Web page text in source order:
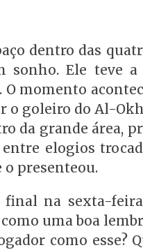
dentro das
Ele teve
momento
o goleiro do Al-
da grande área,
elogios
presenteou.
na sexta-
uma boa
como esse?